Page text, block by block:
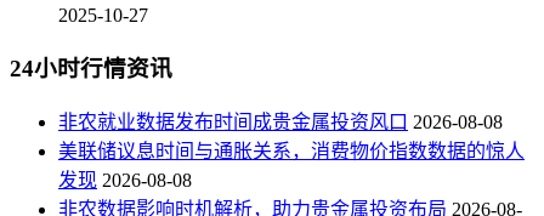
2025-10-27
24小时行情资讯
非农就业数据发布时间成贵金属投资风口 2026-08-08
美联储议息时间与通胀关系，消费物价指数数据的惊人
发现 2026-08-08
非农数据影响时机解析，助力贵金属投资布局 2026-08-